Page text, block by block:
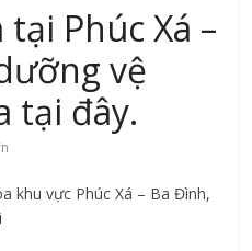
Phúc Xá –
vệ
tại đây.
khu vực Phúc Xá – Ba Đình,